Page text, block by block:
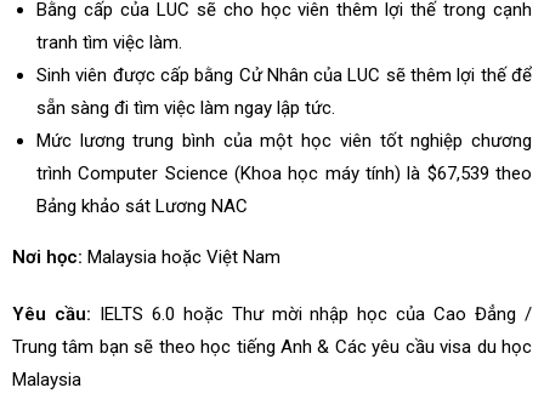
Bằng cấp của LUC sẽ cho học viên thêm lợi thế trong cạnh
tranh tìm việc làm.
Sinh viên được cấp bằng Cử Nhân của LUC sẽ thêm lợi thế để
sẵn sàng đi tìm việc làm ngay lập tức.
Mức lương trung bình của một học viên tốt nghiệp chương
trình Computer Science (Khoa học máy tính) là $67,539 theo
Bảng khảo sát Lương NAC
Nơi học: Malaysia hoặc Việt Nam
Yêu cầu: IELTS 6.0 hoặc Thư mời nhập học của Cao Đẳng /
Trung tâm bạn sẽ theo học tiếng Anh & Các yêu cầu visa du học
Malaysia